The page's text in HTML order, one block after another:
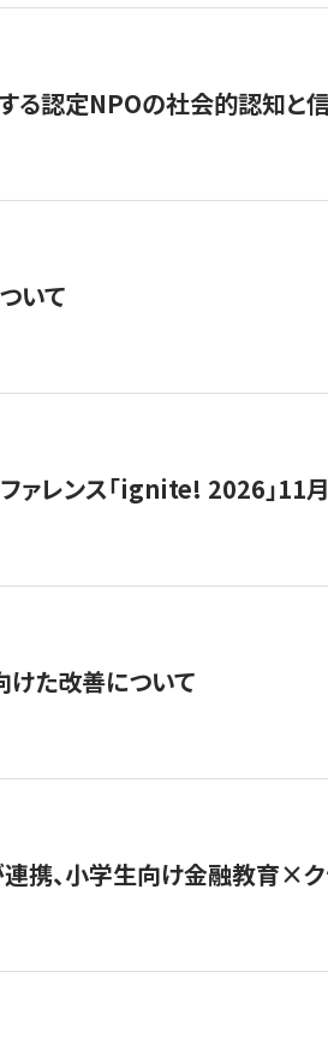
認定NPOの社会的認知と
いて
ァレンス「ignite! 2026」11
けた改善について
携、小学生向け金融教育×